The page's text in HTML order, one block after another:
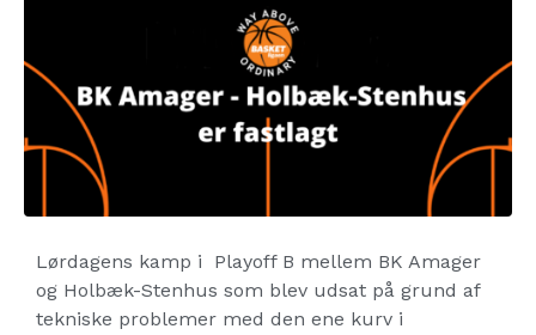
Lørdagens kamp i Playoff B mellem BK Amager
og Holbæk-Stenhus som blev udsat på grund af
tekniske problemer med den ene kurv i